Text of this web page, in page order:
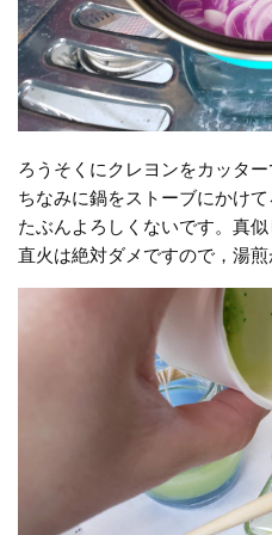
ろうそくにクレヨンをカッター
ちなみに鍋をストーブにかけ
たぶんよろしくないです。真似
直火は絶対ダメですので，湯煎